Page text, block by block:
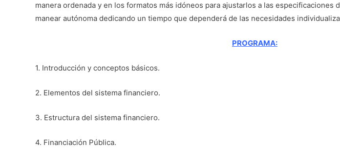
manera ordenada y en los formatos más idóneos para ajustarlos a las especificaciones
manear autónoma dedicando un tiempo que dependerá de las necesidades
PROGRAMA:
1. Introducción y conceptos básicos.
2. Elementos del sistema financiero.
3. Estructura del sistema financiero.
4. Financiación Pública.